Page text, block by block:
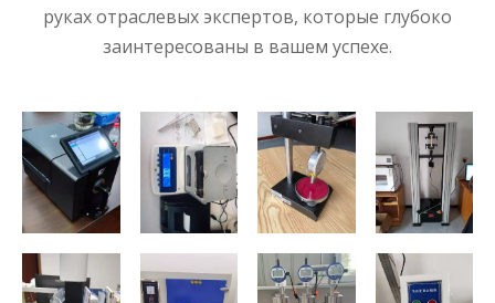
руках отраслевых экспертов, которые глубоко
заинтересованы в вашем успехе.